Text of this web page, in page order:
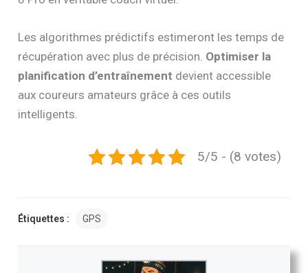
Les algorithmes prédictifs estimeront les temps de
récupération avec plus de précision. Optimiser la
planification d’entraînement devient accessible
aux coureurs amateurs grâce à ces outils
intelligents.
5/5 - (8 votes)
Étiquettes : GPS